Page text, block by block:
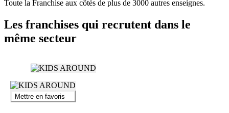
Toute la Franchise aux côtés de plus de 3000 autres enseignes.
Les franchises qui recrutent dans le
même secteur
Mettre en favoris